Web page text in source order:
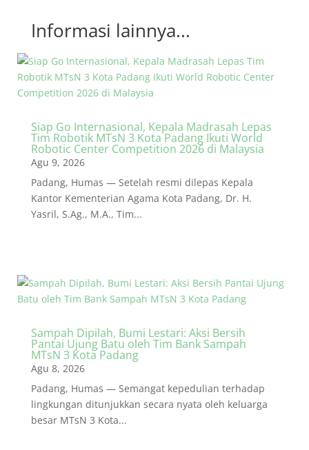
Informasi lainnya...
Siap Go Internasional, Kepala Madrasah Lepas
Tim Robotik MTsN 3 Kota Padang Ikuti World
Robotic Center Competition 2026 di Malaysia
Agu 9, 2026
Padang, Humas — Setelah resmi dilepas Kepala
Kantor Kementerian Agama Kota Padang, Dr. H.
Yasril, S.Ag., M.A., Tim...
Sampah Dipilah, Bumi Lestari: Aksi Bersih
Pantai Ujung Batu oleh Tim Bank Sampah
MTsN 3 Kota Padang
Agu 8, 2026
Padang, Humas — Semangat kepedulian terhadap
lingkungan ditunjukkan secara nyata oleh keluarga
besar MTsN 3 Kota...